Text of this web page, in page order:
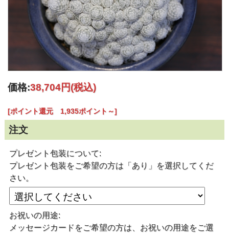
価格:38,704円(税込)
[ポイント還元 1,935ポイント～]
注文
プレゼント包装について:
プレゼント包装をご希望の方は「あり」を選択してくだ
さい。
お祝いの用途:
メッセージカードをご希望の方は、お祝いの用途をご選